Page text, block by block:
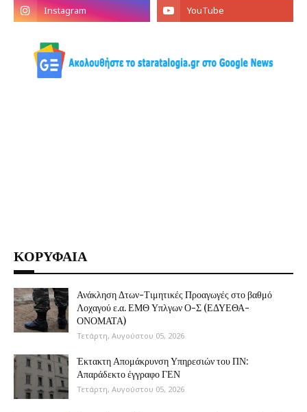
ΚΟΡΥΦΑΙΑ
Ανάκληση Δτων-Τιμητικές Προαγωγές στο βαθμό
Λοχαγού ε.α. ΕΜΘ Υπλγων Ο-Σ (ΕΔΥΕΘΑ-
ΟΝΟΜΑΤΑ)
Τετάρτη, Αυγούστου 05, 2026
Έκτακτη Απομάκρυνση Υπηρεσιών του ΠΝ:
Απαράδεκτο έγγραφο ΓΕΝ
Τετάρτη, Αυγούστου 05, 2026